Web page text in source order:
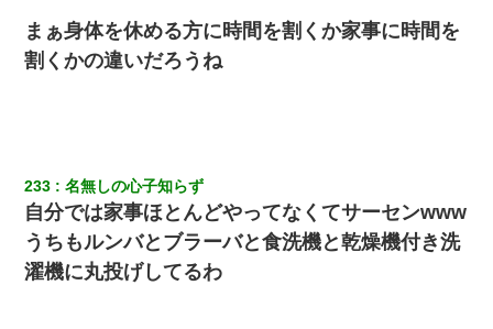
まぁ身体を休める方に時間を割くか家事に時間を
割くかの違いだろうね
233 名無しの心子知らず
自分では家事ほとんどやってなくてサーセンwww
うちもルンバとブラーバと食洗機と乾燥機付き洗
濯機に丸投げしてるわ